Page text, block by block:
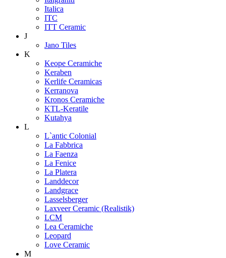
Italica
ITC
ITT Ceramic
J
Jano Tiles
K
Keope Ceramiche
Keraben
Kerlife Ceramicas
Kerranova
Kronos Ceramiche
KTL-Keratile
Kutahya
L
L`antic Colonial
La Fabbrica
La Faenza
La Fenice
La Platera
Landdecor
Landgrace
Lasselsberger
Laxveer Ceramic (Realistik)
LCM
Lea Ceramiche
Leopard
Love Ceramic
M